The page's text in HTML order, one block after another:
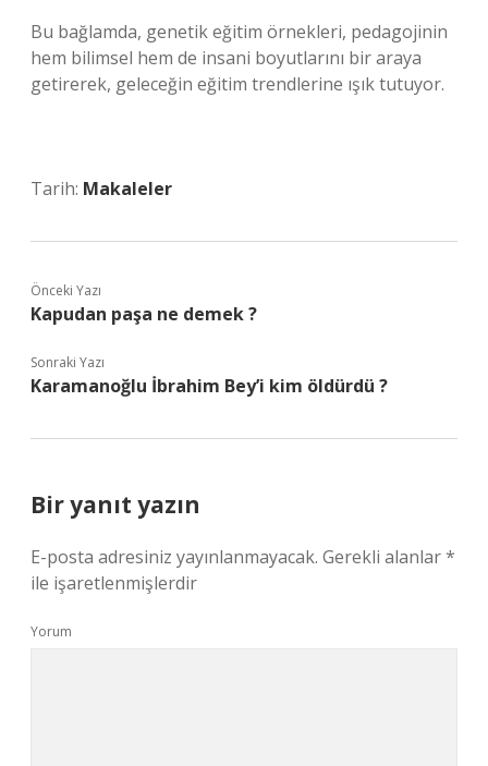
Bu bağlamda, genetik eğitim örnekleri, pedagojinin
hem bilimsel hem de insani boyutlarını bir araya
getirerek, geleceğin eğitim trendlerine ışık tutuyor.
Tarih: Makaleler
Önceki Yazı
Kapudan paşa ne demek ?
Sonraki Yazı
Karamanoğlu İbrahim Bey’i kim öldürdü ?
Bir yanıt yazın
E-posta adresiniz yayınlanmayacak. Gerekli alanlar*
ile işaretlenmişlerdir
Yorum